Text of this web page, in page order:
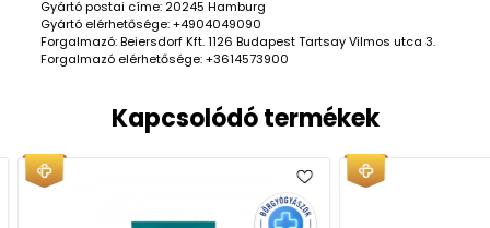
Gyártó postai címe: 20245 Hamburg
Gyártó elérhetősége: +4904049090
Forgalmazó: Beiersdorf Kft. 1126 Budapest Tartsay Vilmos utca 3.
Forgalmazó elérhetősége: +3614573900
Kapcsolódó termékek